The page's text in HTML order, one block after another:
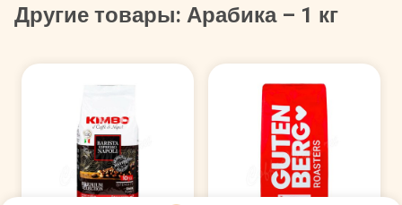
Другие товары: Арабика – 1 кг